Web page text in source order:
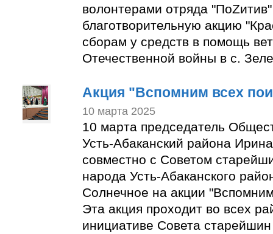
волонтерами отряда
благотворительную акцию
сборам у средств в помощь
Отечественной войны в с.
Акция "Вспомним всех
10 марта 2025
10 марта председатель
Усть-Абаканский района
совместно с Советом
народа Усть-Абаканского
Солнечное на акции
Эта акция проходит во всех
инициативе Совета